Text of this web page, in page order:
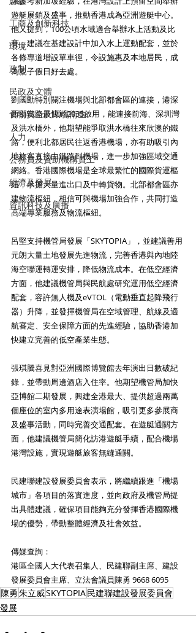
工商及創新科技
環境
政制
民政及文體
食物安全及環境衛生
人力
公務員及資助機構員工
經濟及發展
資訊科技及廣播
遊艇展銷及盛事，推動香港成為亞洲遊艇中心。
他又提到，100公頃水域適合舉辦水上活動及比
賽，建議在基建設計中加入水上運動配套，並於
各條專道增設單車徑，令設施惠及本地居民，成
為親子假日好去處。
劉國勳特別關注機場與北部都會區的連接，港深
西部鐵路最快於2035啟用，能連接前海、深圳灣
及洪水橋外，他期望能爭取洪水橋往來欣澳的鐵
路，便利北都居民往返香港機場，亦有助吸引內
地旅客直接由鐵路到機場，進一步加強區域交通
網絡。香港國際機場是全球最繁忙的國際貨運樞
紐，承擔大量進出口及中轉貨物。北部都會區亦
建物流樞紐，相信可與機場加強合作，共同打造
高端專業服務及物流樞紐。
呂堅支持機管局發展「SKYTOPIA」，並建議善用
元朗大量土地發展先進物流，完善香港與內地陸
海空聯運轉運安排，降低物流成本。在低空經濟
方面，他建議機管局與民航處研究運用低空經濟
配套，容許無人機及eVTOL（電動垂直起降飛行
器）升降，並發揮機管局在空域管理、航線及適
航審定、安全保障方面的先進經驗，協助香港加
快建立完善的低空產業生態。
張琪騰喜見對亞洲國際博覽館去年演出日數破紀
錄，並帶動周邊酒店入住率。他期望機管局加快
亞博館二期發展，興建全港最大、提供超過兩萬
個座位的室內多用途表演場館，吸引更多參展商
及盛事活動，同時完善交通配套。在遊艇通關方
面，他建議機管局簡化訪港遊艇手續，配合機場
港灣設施，實現遊艇旅客無縫通關。
民建聯建設發展委員會表示，將繼續跟進「機場
城市」各項目的落實進度，並向政府及機管局提
出具體建議，確保項目能夠充分發揮香港國際機
場的優勢，帶動整體經濟及社會效益。
傳媒查詢：
港區全國人大代表召集人、民建聯副主席、建設
發展委員會主席、立法會議員陳勇 9668 6095
陳勇朱立威SKYTOPIA民建聯建設發展委員會
發展